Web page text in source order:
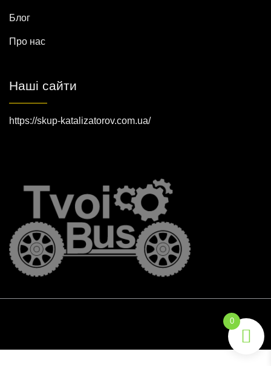
Блог
Про нас
Наші сайти
https://skup-katalizatorov.com.ua/
0